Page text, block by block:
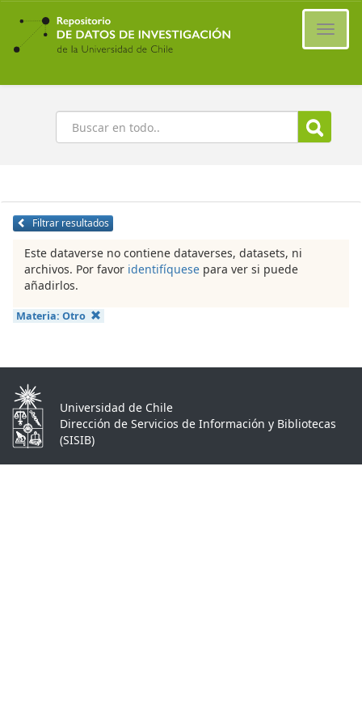
Ir
contenido
principal
Buscar
Filtrar resultados
Este dataverse no contiene dataverses, datasets, ni
archivos. Por favor identifíquese para ver si puede
añadirlos.
Materia: Otro
Universidad de Chile
Dirección de Servicios de Información y Bibliotecas
(SISIB)